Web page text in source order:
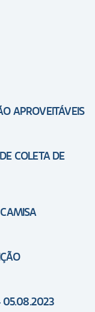
APROVEITÁVEIS
COLETA DE
05.08.2023